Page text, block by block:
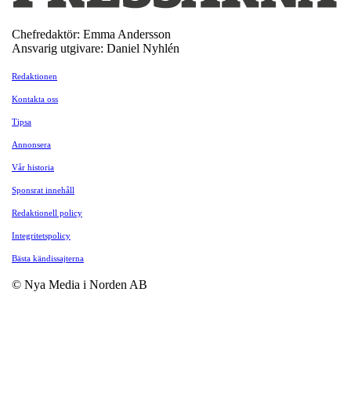
Chefredaktör: Emma Andersson
Ansvarig utgivare: Daniel Nyhlén
Redaktionen
Kontakta oss
Tipsa
Annonsera
Vår historia
Sponsrat innehåll
Redaktionell policy
Integritetspolicy
Bästa kändissajterna
© Nya Media i Norden AB